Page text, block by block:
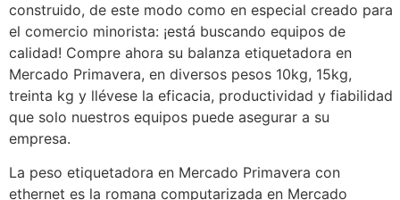
construido, de este modo como en especial creado para
el comercio minorista: ¡está buscando equipos de
calidad! Compre ahora su balanza etiquetadora en
Mercado Primavera, en diversos pesos 10kg, 15kg,
treinta kg y llévese la eficacia, productividad y fiabilidad
que solo nuestros equipos puede asegurar a su
empresa.
La peso etiquetadora en Mercado Primavera con
ethernet es la romana computarizada en Mercado